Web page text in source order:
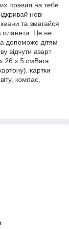
правил на тебе
нові
та змагайся
планети. Це не
допоможе дітям
відчути азарт
26 х 5 смВага:
картки
компас,